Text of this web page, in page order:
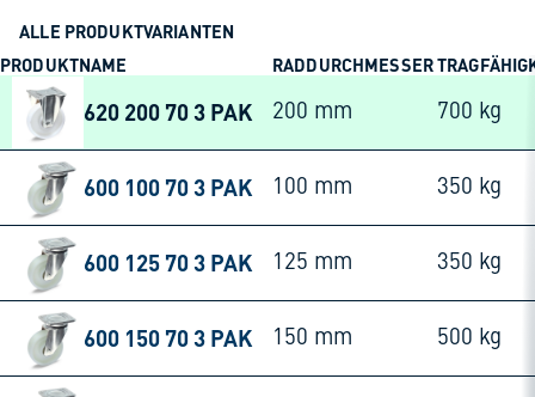
ALLE PRODUKTVARIANTEN
PRODUKTNAME
RADDURCHMESSER
620 200 70 3 PAK 200 mm 700 kg
600 100 70 3 PAK 100 mm 350 kg
600 125 70 3 PAK 125 mm 350 kg
600 150 70 3 PAK 150 mm 500 kg